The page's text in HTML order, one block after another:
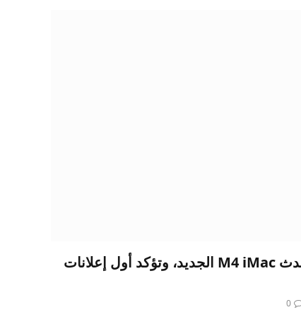
تنشر Apple مقطع فيديو لحدث M4 iMac الجديد، وتؤكد أول إعلانات
0